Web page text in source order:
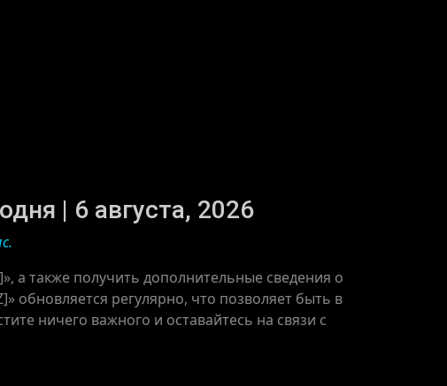
| 6 августа, 2026
а также получить дополнительные сведения о
обновляется регулярно, что позволяет быть в
ничего важного и оставайтесь на связи с